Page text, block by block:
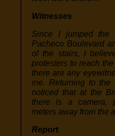
Witnesses
Since I jumped
Pacheco Boulevard
of the stairs, I
protesters to reach
there are any
me. Returning to
noticed that at the
there is a camera,
meters away from the
Report